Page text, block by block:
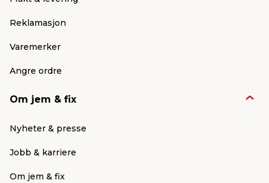
turen til din nærmeste jem & fix-butikk.
Reklamasjon
Varemerker
Angre ordre
Om jem & fix
Nyheter & presse
Jobb & karriere
Om jem & fix